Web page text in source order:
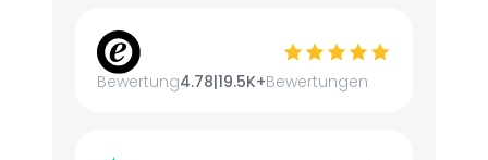
Bewertung4.78|19.5K+Bewertungen